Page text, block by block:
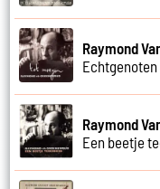
Raymond
Echtgenoten
Raymond
Een beetje